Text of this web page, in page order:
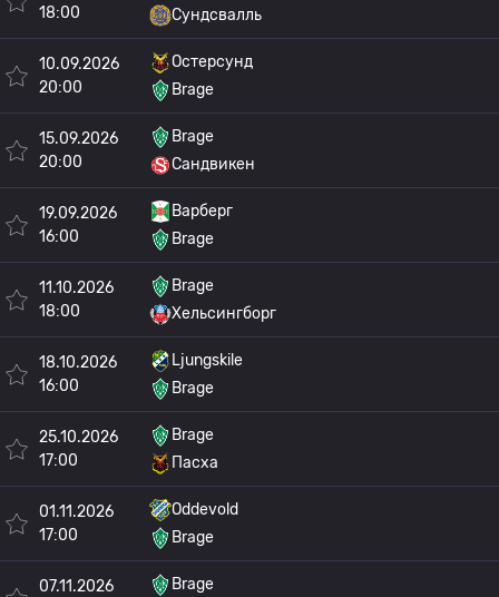
18:00
Сундсвалль
10.09.2026
20:00
Остерсунд
Brage
15.09.2026
20:00
Brage
Сандвикен
19.09.2026
16:00
Варберг
Brage
11.10.2026
18:00
Brage
Хельсингборг
18.10.2026
16:00
Ljungskile
Brage
25.10.2026
17:00
Brage
Пасха
01.11.2026
17:00
Oddevold
Brage
07.11.2026
Brage